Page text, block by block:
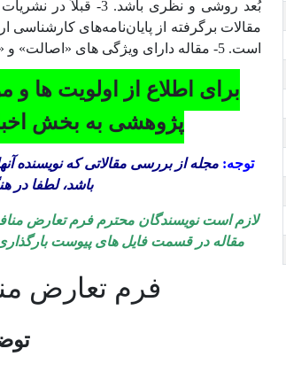
مقالات برگرفته از پایان‌نامه‌های کارشناسی
است. 5- مقاله دارای ویژگی های «اصالت» و «ابداع» باشد. 6- مقاله به مسائل ایران بپردازد.
برای اطلاع از
اولویت ها و
پژوهشی به بخش
توجه:مجله از بررسی مقالاتی که نویسنده
باشد،لطفا در
لازم است نویسندگان محترم فرم تعارض
مقاله در قسمت فایل های پیوست
فرم تعارض